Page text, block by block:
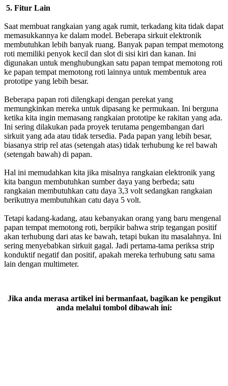
5. Fitur Lain
Saat membuat rangkaian yang agak rumit, terkadang kita tidak dapat
memasukkannya ke dalam model. Beberapa sirkuit elektronik
membutuhkan lebih banyak ruang. Banyak papan tempat memotong
roti memiliki penyok kecil dan slot di sisi kiri dan kanan. Ini
digunakan untuk menghubungkan satu papan tempat memotong roti
ke papan tempat memotong roti lainnya untuk membentuk area
prototipe yang lebih besar.
Beberapa papan roti dilengkapi dengan perekat yang
memungkinkan mereka untuk dipasang ke permukaan. Ini berguna
ketika kita ingin memasang rangkaian prototipe ke rakitan yang ada.
Ini sering dilakukan pada proyek terutama pengembangan dari
sirkuit yang ada atau tidak tersedia. Pada papan yang lebih besar,
biasanya strip rel atas (setengah atas) tidak terhubung ke rel bawah
(setengah bawah) di papan.
Hal ini memudahkan kita jika misalnya rangkaian elektronik yang
kita bangun membutuhkan sumber daya yang berbeda; satu
rangkaian membutuhkan catu daya 3,3 volt sedangkan rangkaian
berikutnya membutuhkan catu daya 5 volt.
Tetapi kadang-kadang, atau kebanyakan orang yang baru mengenal
papan tempat memotong roti, berpikir bahwa strip tegangan positif
akan terhubung dari atas ke bawah, tetapi bukan itu masalahnya. Ini
sering menyebabkan sirkuit gagal. Jadi pertama-tama periksa strip
konduktif negatif dan positif, apakah mereka terhubung satu sama
lain dengan multimeter.
Jika anda merasa artikel ini bermanfaat, bagikan ke pengikut
anda melalui tombol dibawah ini: